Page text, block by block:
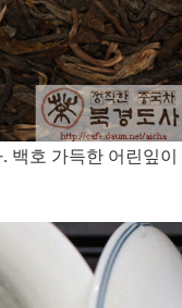
백호 가득한 어린잎이